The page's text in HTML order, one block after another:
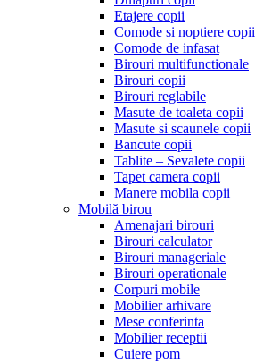
Etajere copii
Comode si noptiere copii
Comode de infasat
Birouri multifunctionale
Birouri copii
Birouri reglabile
Masute de toaleta copii
Masute si scaunele copii
Bancute copii
Tablite – Sevalete copii
Tapet camera copii
Manere mobila copii
Mobilă birou
Amenajari birouri
Birouri calculator
Birouri manageriale
Birouri operationale
Corpuri mobile
Mobilier arhivare
Mese conferinta
Mobilier receptii
Cuiere pom